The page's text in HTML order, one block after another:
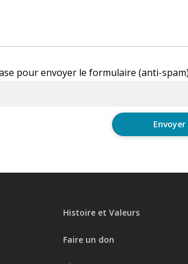
pour envoyer le formulaire (anti-
Histoire et Valeurs
Faire un don